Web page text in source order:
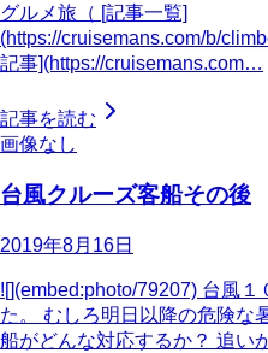
グルメ旅（ [記事一覧]
(https://cruisemans.com/b/
記事](https://cruisemans.com…
記事を読む
画像なし
台風クルーズ客船その後
2019年8月16日
![](embed:photo/79207) 台風
た。 むしろ明日以降の危険な
船がどんな対応するか？ 追い